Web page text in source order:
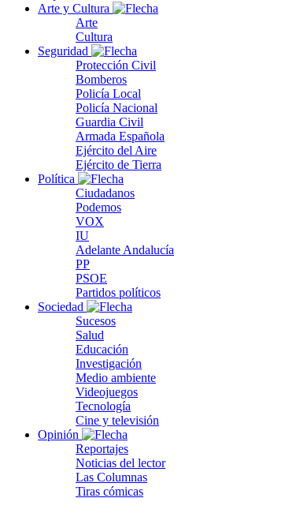
Arte y Cultura
Arte
Cultura
Seguridad
Protección Civil
Bomberos
Policía Local
Policía Nacional
Guardia Civil
Armada Española
Ejército del Aire
Ejército de Tierra
Política
Ciudadanos
Podemos
VOX
IU
Adelante Andalucía
PP
PSOE
Partidos políticos
Sociedad
Sucesos
Salud
Educación
Investigación
Medio ambiente
Videojuegos
Tecnología
Cine y televisión
Opinión
Reportajes
Noticias del lector
Las Columnas
Tiras cómicas